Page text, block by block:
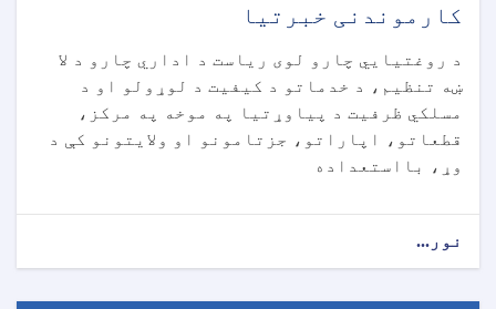
کارموندنی خبرتیا
د روغتيايي چارو لوی ریاست د اداري چارو د لا
ښه تنظیم، د خدماتو د کیفیت د لوړولو او د
مسلکي ظرفیت د پیاوړتیا په موخه په مرکز،
قطعاتو، اپاراتو، جزتامونو او ولایتونو کې د
وړ، بااستعداده
نور...